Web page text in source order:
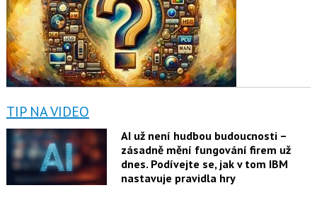
TIP NA VIDEO
AI už není hudbou budoucnosti –
zásadně mění fungování firem už
dnes. Podívejte se, jak v tom IBM
nastavuje pravidla hry